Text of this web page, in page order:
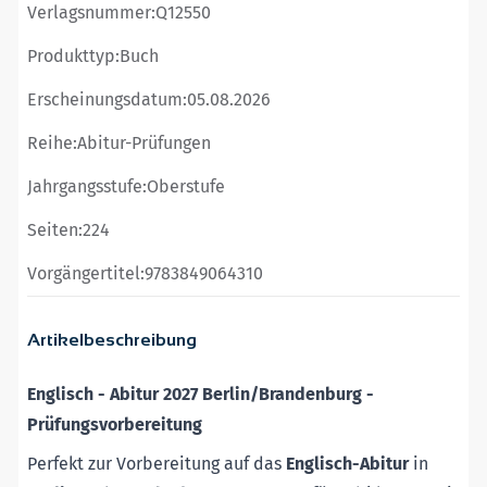
Artikelbeschreibung
Englisch - Abitur 2027 Berlin/Brandenburg -
Prüfungsvorbereitung
Perfekt zur Vorbereitung auf das Englisch-Abiturin
Verlagsnummer:Q12550
Produkttyp:Buch
Erscheinungsdatum:05.08.2026
Reihe:Abitur-Prüfungen
Jahrgangsstufe:Oberstufe
Seiten:224
Vorgängertitel:9783849064310